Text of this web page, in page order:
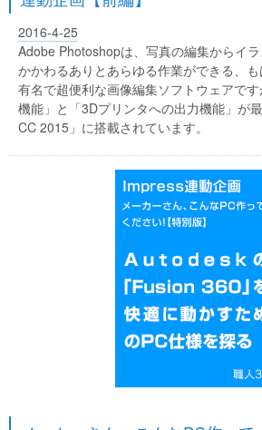
2016-4-25
Adobe Photoshopは、写真の編集からイ
かかわるありとあらゆる作業ができる、
有名で超便利な画像編集ソフトウェアで
機能」と「3Dプリンタへの出力機能」が
CC 2015」に搭載されています。